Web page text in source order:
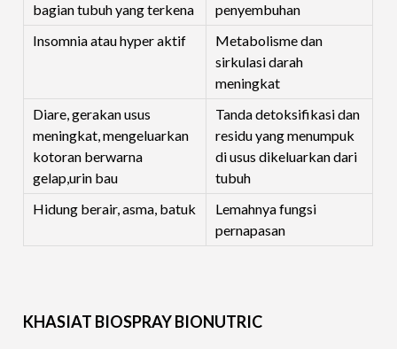
bagian tubuh yang terkena
penyembuhan
Insomnia atau hyper aktif
Metabolisme dan
sirkulasi darah
meningkat
Diare, gerakan usus
meningkat, mengeluarkan
kotoran berwarna
gelap,urin bau
Tanda detoksifikasi dan
residu yang menumpuk
di usus dikeluarkan dari
tubuh
Hidung berair, asma, batuk
Lemahnya fungsi
pernapasan
KHASIAT BIOSPRAY BIONUTRIC